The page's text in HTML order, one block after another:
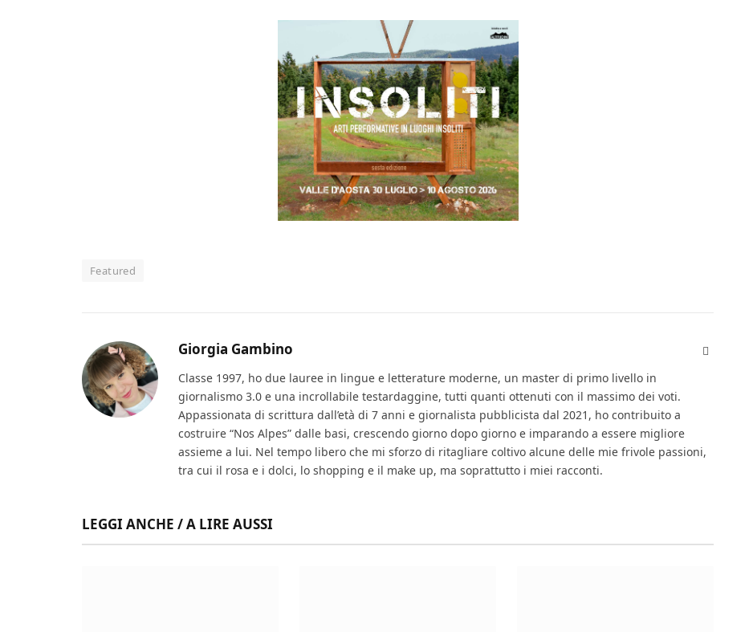
Featured
Giorgia Gambino
Classe 1997, ho due lauree in lingue e letterature moderne, un master di primo livello in
giornalismo 3.0 e una incrollabile testardaggine, tutti quanti ottenuti con il massimo dei voti.
Appassionata di scrittura dall’età di 7 anni e giornalista pubblicista dal 2021, ho contribuito a
costruire “Nos Alpes” dalle basi, crescendo giorno dopo giorno e imparando a essere migliore
assieme a lui. Nel tempo libero che mi sforzo di ritagliare coltivo alcune delle mie frivole passioni,
tra cui il rosa e i dolci, lo shopping e il make up, ma soprattutto i miei racconti.
LEGGI ANCHE / A LIRE AUSSI